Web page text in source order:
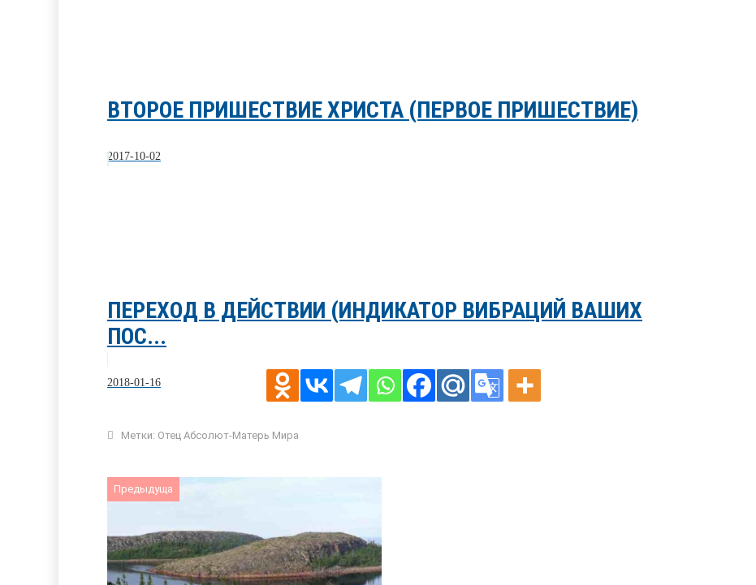
ВТОРОЕ ПРИШЕСТВИЕ ХРИСТА (ПЕРВОЕ ПРИШЕСТВИЕ)
2017-10-02
ПЕРЕХОД В ДЕЙСТВИИ (ИНДИКАТОР ВИБРАЦИЙ ВАШИХ
ПОС...
2018-01-16
Метки: Отец Абсолют-Матерь Мира
Предыдуща